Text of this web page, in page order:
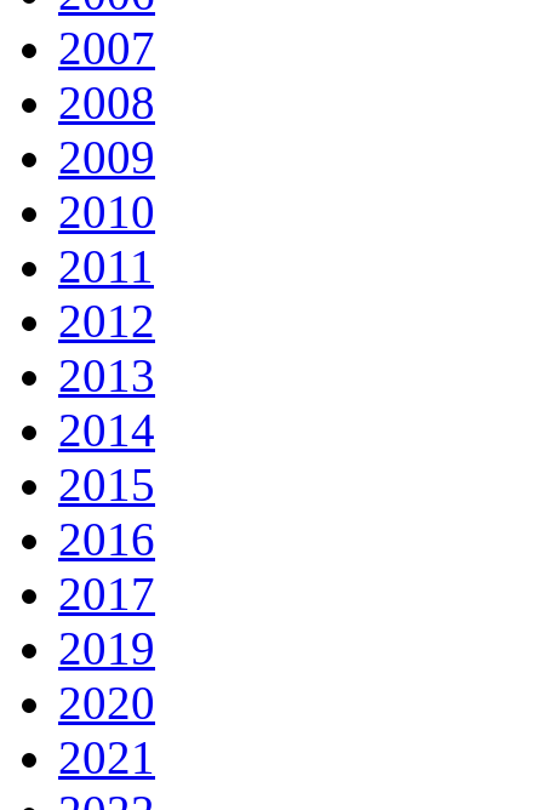
2007
2008
2009
2010
2011
2012
2013
2014
2015
2016
2017
2019
2020
2021